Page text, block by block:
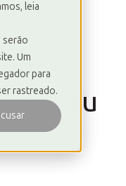
leia
serão
Um
para
rastreado.seu